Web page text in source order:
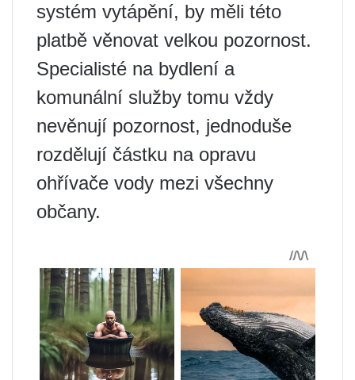
systém vytápění, by měli této
platbě věnovat velkou pozornost.
Specialisté na bydlení a
komunální služby tomu vždy
nevěnují pozornost, jednoduše
rozdělují částku na opravu
ohřívače vody mezi všechny
občany.